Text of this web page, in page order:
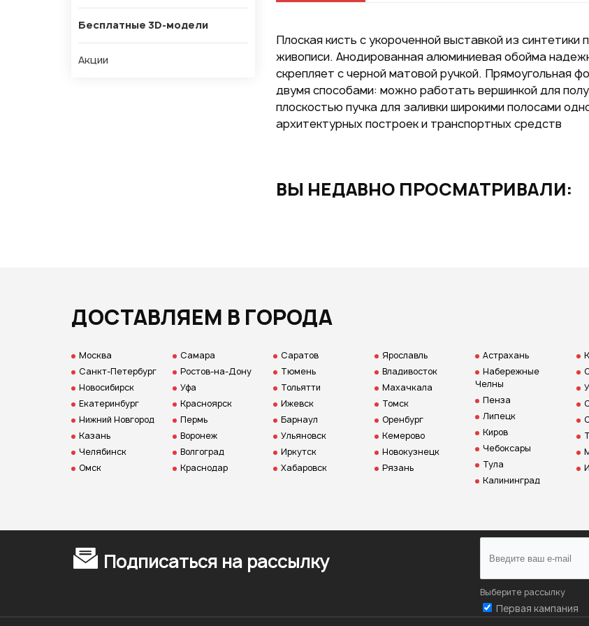
Бесплатные 3D-модели
Акции
Плоская кисть с укороченной выставкой из
живописи. Анодированная алюминиевая обойма
скрепляет с черной матовой ручкой. Прямоугольная
двумя способами: можно работать вершинкой для
плоскостью пучка для заливки широкими полосами
архитектурных построек и транспортных средств
ВЫ НЕДАВНО ПРОСМАТРИВАЛИ:
ДОСТАВЛЯЕМ В ГОРОДА
Москва
Санкт-Петербург
Новосибирск
Екатеринбург
Нижний Новгород
Казань
Челябинск
Омск
Самара
Ростов-на-Дону
Уфа
Красноярск
Пермь
Воронеж
Волгоград
Краснодар
Саратов
Тюмень
Тольятти
Ижевск
Барнаул
Ульяновск
Иркутск
Хабаровск
Ярославль
Владивосток
Махачкала
Томск
Оренбург
Кемерово
Новокузнецк
Рязань
Астрахань
Набережные
Челны
Пенза
Липецк
Киров
Чебоксары
Тула
Калининград
Подписаться на рассылку
Выберите рассылку
Первая кампания